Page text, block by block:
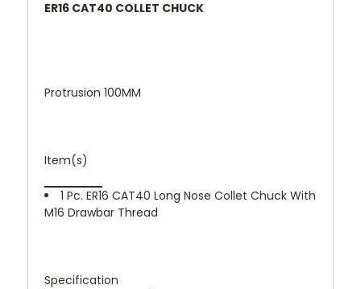
ER16 CAT40 COLLET CHUCK
Protrusion 100MM
Item(s)
1 Pc. ER16 CAT40 Long Nose Collet Chuck With
M16 Drawbar Thread
Specification